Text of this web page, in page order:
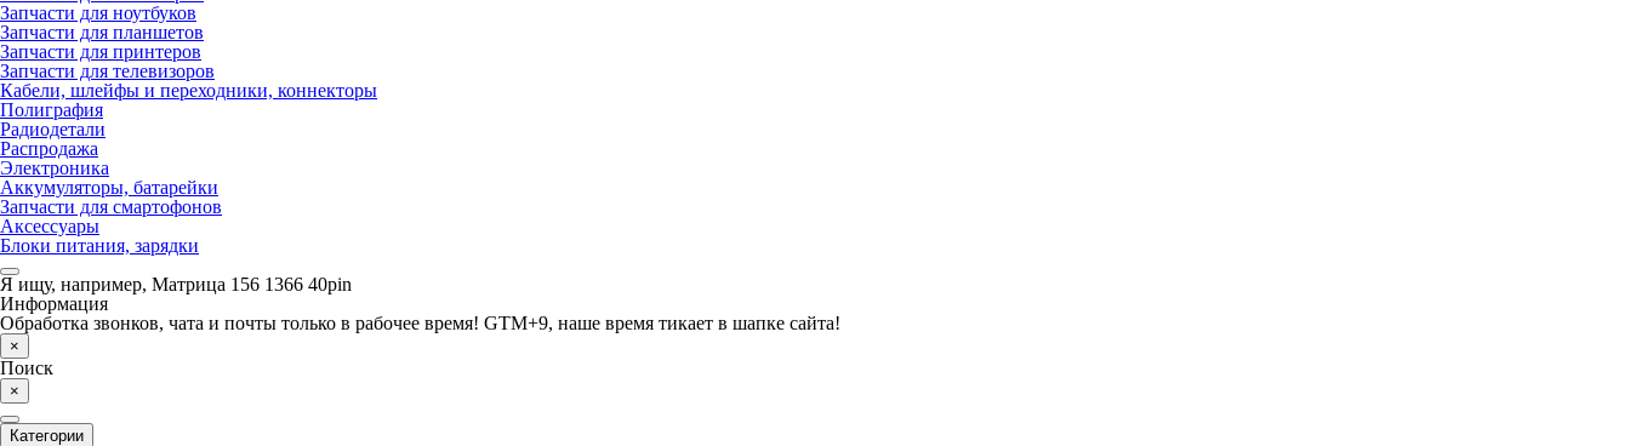
Запчасти для ноутбуков
Запчасти для планшетов
Запчасти для принтеров
Запчасти для телевизоров
Кабели, шлейфы и переходники, коннекторы
Полиграфия
Радиодетали
Распродажа
Электроника
Аккумуляторы, батарейки
Запчасти для смартофонов
Аксессуары
Блоки питания, зарядки
Я ищу, например, Матрица 156 1366 40pin
Информация
Обработка звонков, чата и почты только в рабочее время! GTM+9, наше время тикает в шапке сайта!
×
Поиск
×
Категории